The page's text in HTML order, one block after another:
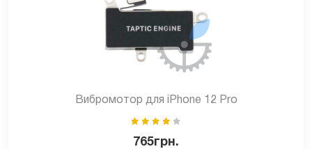
Вибромотор для iPhone 12 Pro
765грн.